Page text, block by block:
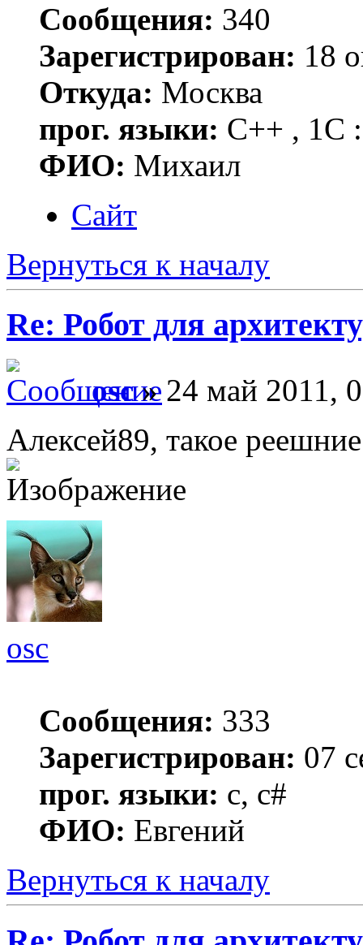
Сообщения: 340
Зарегистрирован: 18
Откуда: Москва
прог. языки: С++ , 1С
ФИО: Михаил
Сайт
Вернуться к началу
Re: Робот для
osc» 24 май 2011,
Алексей89, такое
osc
Сообщения: 333
Зарегистрирован: 07
прог. языки: c, c#
ФИО: Евгений
Вернуться к началу